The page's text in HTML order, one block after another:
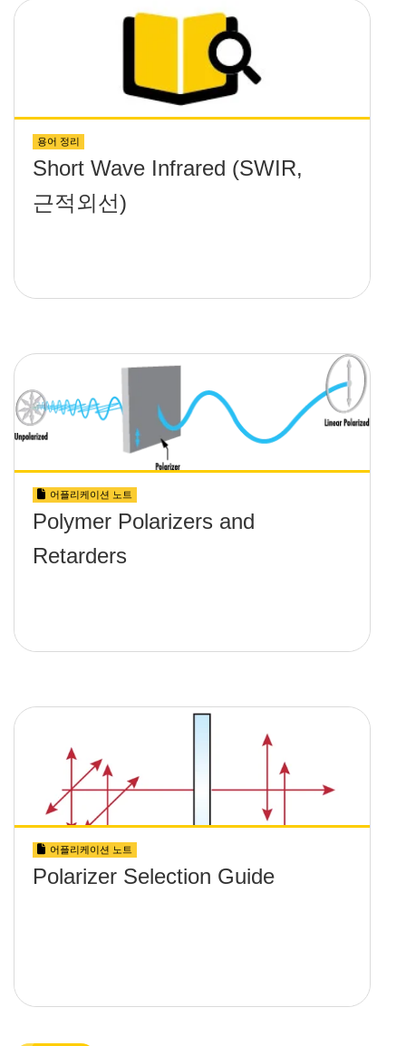
용어 정리
Short Wave Infrared (SWIR,
근적외선)
어플리케이션 노트
Polymer Polarizers and
Retarders
어플리케이션 노트
Polarizer Selection Guide